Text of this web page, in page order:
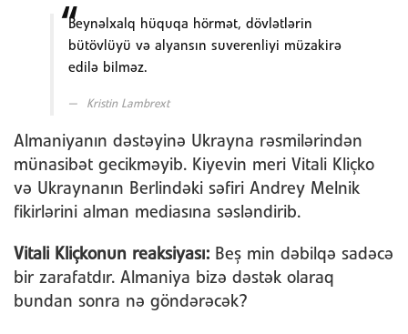
Beynəlxalq hüquqa hörmət, dövlətlərin
bütövlüyü və alyansın suverenliyi müzakirə
edilə bilməz.
Kristin Lambrext
Almaniyanın dəstəyinə Ukrayna rəsmilərindən
münasibət gecikməyib. Kiyevin meri Vitali Kliçko
və Ukraynanın Berlindəki səfiri Andrey Melnik
fikirlərini alman mediasına səsləndirib.
Vitali Kliçkonun reaksiyası: Beş min dəbilqə sadəcə
bir zarafatdır. Almaniya bizə dəstək olaraq
bundan sonra nə göndərəcək?